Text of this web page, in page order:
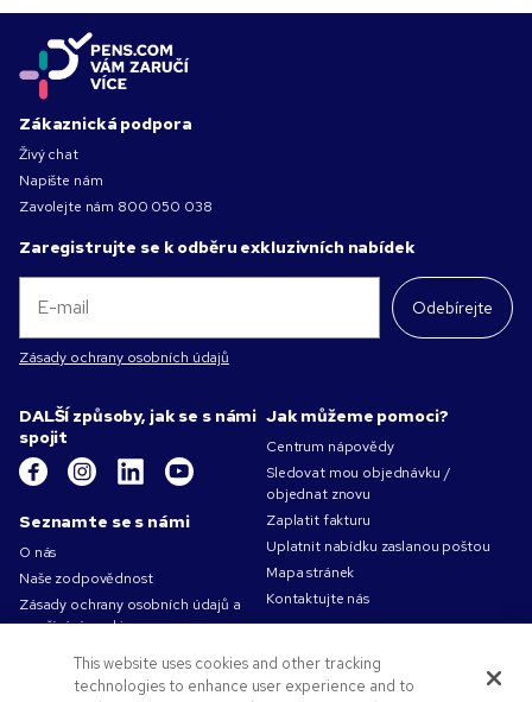
Zákaznická podpora
Živý chat
Napište nám
Zavolejte nám 800 050 038
Zaregistrujte se k odběru exkluzivních nabídek
Odebírejte
Zásady ochrany osobních údajů
DALŠÍ způsoby, jak se s námi
spojit
Seznamte se s námi
O nás
Naše zodpovědnost
Zásady ochrany osobních údajů a
používání cookies
Podmínky použití
Obchodní podmínky
Jak můžeme pomoci?
Centrum nápovědy
Sledovat mou objednávku /
objednat znovu
Zaplatit fakturu
Uplatnit nabídku zaslanou poštou
Mapa stránek
Kontaktujte nás
This website uses cookies and other tracking
technologies to enhance user experience and to